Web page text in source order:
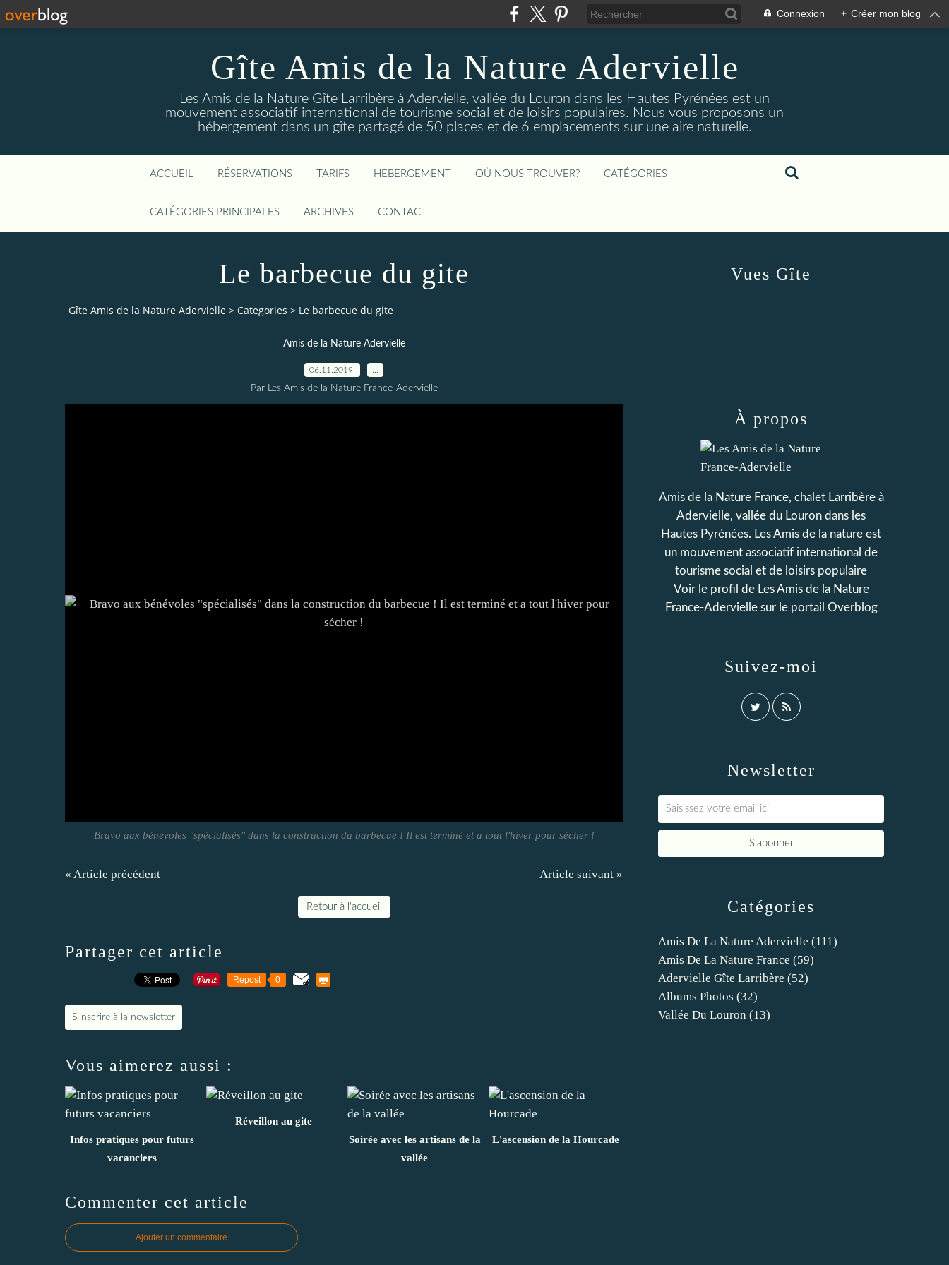
Connexion + Créer mon blog
Gîte Amis de la Nature Adervielle
Les Amis de la Nature Gîte Larribère à Adervielle, vallée du Louron dans les Hautes Pyrénées est un
mouvement associatif international de tourisme social et de loisirs populaires. Nous vous proposons un
hébergement dans un gîte partagé de 50 places et de 6 emplacements sur une aire naturelle.
ACCUEIL RÉSERVATIONS TARIFS HEBERGEMENT OÙ NOUS TROUVER? CATÉGORIES
CATÉGORIES PRINCIPALES ARCHIVES CONTACT
Le barbecue du gite
Gîte Amis de la Nature Adervielle > Categories > Le barbecue du gite
Amis de la Nature Adervielle
06.11.2019
Par Les Amis de la Nature France-Adervielle
Bravo aux bénévoles "spécialisés" dans la construction du barbecue ! Il est terminé et a tout l'hiver pour sécher !
« Article précédent Article suivant »
Retour à l'accueil
Partager cet article
Repost 0
S'inscrire à la newsletter
Vous aimerez aussi :
Infos pratiques pour futurs
vacanciers
Réveillon au gite
Soirée avec les artisans de la
vallée
L'ascension de la Hourcade
Commenter cet article
Ajouter un commentaire
Newsletter
Catégories
Amis De La Nature Adervielle (111)
Amis De La Nature France (59)
Adervielle Gîte Larribère (52)
Albums Photos (32)
Vallée Du Louron (13)
Suivez-moi
À propos
Amis de la Nature France, chalet Larribère à
Adervielle, vallée du Louron dans les
Hautes Pyrénées. Les Amis de la nature est
un mouvement associatif international de
tourisme social et de loisirs populaire
Voir le profil de Les Amis de la Nature
France-Aderviellesur le portail Overblog
Vues Gîte